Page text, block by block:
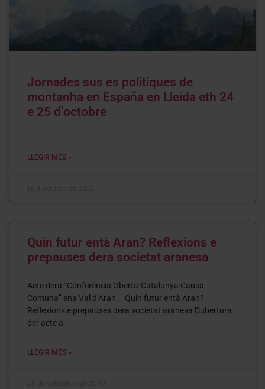
Jornades sus es politiques de
montanha en España en Lleida eth 24
e 25 d’octobre
LLEGIR MÉS »
Quin futur entà Aran? Reflexions e
prepauses dera societat aranesa
Acte dera “Conferència Oberta-Catalunya Causa
Comuna” ena Val d’Aran Quin futur entà Aran?
Reflexions e prepauses dera societat aranesa Dubertura
der acte a
LLEGIR MÉS »